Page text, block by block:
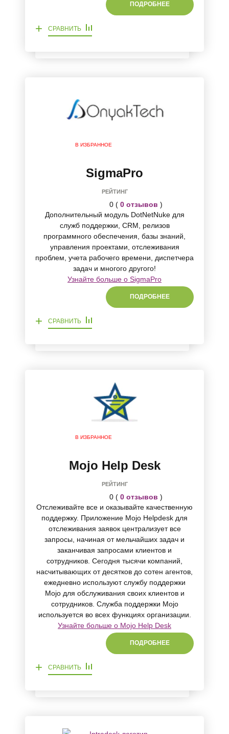
ПОДРОБНЕЕ
+ СРАВНИТЬ
В ИЗБРАННОЕ
SigmaPro
РЕЙТИНГ
0 ( 0 отзывов )
Дополнительный модуль DotNetNuke для
служб поддержки, CRM, релизов
программного обеспечения, базы знаний,
управления проектами, отслеживания
проблем, учета рабочего времени, диспетчера
задач и многого другого!
Узнайте больше о SigmaPro
ПОДРОБНЕЕ
+ СРАВНИТЬ
В ИЗБРАННОЕ
Mojo Help Desk
РЕЙТИНГ
0 ( 0 отзывов )
Отслеживайте все и оказывайте качественную
поддержку. Приложение Mojo Helpdesk для
отслеживания заявок централизует все
запросы, начиная от мельчайших задач и
заканчивая запросами клиентов и
сотрудников. Сегодня тысячи компаний,
насчитывающих от десятков до сотен агентов,
ежедневно используют службу поддержки
Mojo для обслуживания своих клиентов и
сотрудников. Служба поддержки Mojo
используется во всех функциях организации.
Узнайте больше о Mojo Help Desk
ПОДРОБНЕЕ
+ СРАВНИТЬ